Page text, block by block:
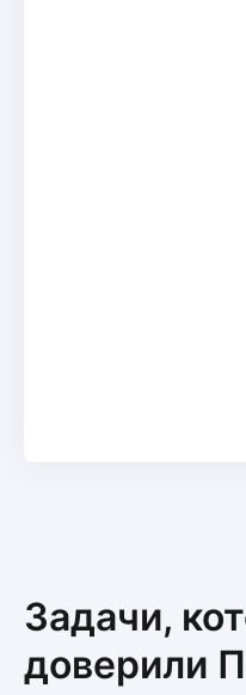
Задачи,
доверили